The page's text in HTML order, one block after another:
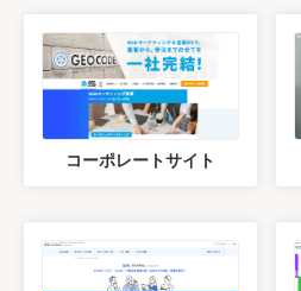
コーポレートサイト